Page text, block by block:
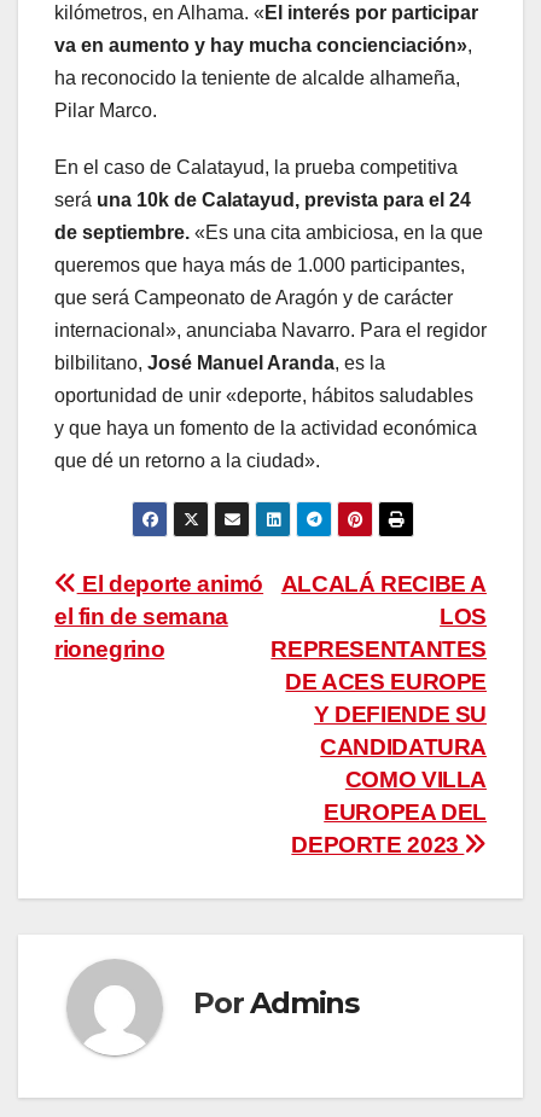
kilómetros, en Alhama. « El interés por participar
va en aumento y hay mucha concienciación»,
ha reconocido la teniente de alcalde alhameña,
Pilar Marco.
En el caso de Calatayud, la prueba competitiva
será una 10k de Calatayud, prevista para el 24
de septiembre. «Es una cita ambiciosa, en la que
queremos que haya más de 1.000 participantes,
que será Campeonato de Aragón y de carácter
internacional», anunciaba Navarro. Para el regidor
bilbilitano, José Manuel Aranda, es la
oportunidad de unir «deporte, hábitos saludables
y que haya un fomento de la actividad económica
que dé un retorno a la ciudad».
Navegación
de
ALCALÁ RECIBE A
LOS
REPRESENTANTES
DE ACES EUROPE
Y DEFIENDE SU
CANDIDATURA
COMO VILLA
EUROPEA DEL
DEPORTE 2023
El deporte animó
el fin de semana
rionegrino
PorAdmins